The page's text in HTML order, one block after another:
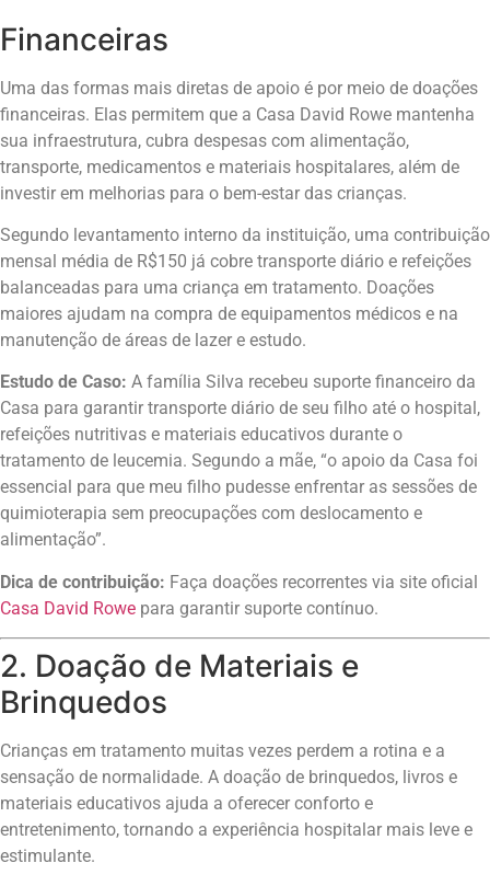
Financeiras
Uma das formas mais diretas de apoio é por meio de doações
financeiras. Elas permitem que a Casa David Rowe mantenha
sua infraestrutura, cubra despesas com alimentação,
transporte, medicamentos e materiais hospitalares, além de
investir em melhorias para o bem-estar das crianças.
Segundo levantamento interno da instituição, uma contribuição
mensal média de R$150 já cobre transporte diário e refeições
balanceadas para uma criança em tratamento. Doações
maiores ajudam na compra de equipamentos médicos e na
manutenção de áreas de lazer e estudo.
Estudo de Caso: A família Silva recebeu suporte financeiro da
Casa para garantir transporte diário de seu filho até o hospital,
refeições nutritivas e materiais educativos durante o
tratamento de leucemia. Segundo a mãe, “o apoio da Casa foi
essencial para que meu filho pudesse enfrentar as sessões de
quimioterapia sem preocupações com deslocamento e
alimentação”.
Dica de contribuição: Faça doações recorrentes via site oficial
Casa David Rowe para garantir suporte contínuo.
2. Doação de Materiais e
Brinquedos
Crianças em tratamento muitas vezes perdem a rotina e a
sensação de normalidade. A doação de brinquedos, livros e
materiais educativos ajuda a oferecer conforto e
entretenimento, tornando a experiência hospitalar mais leve e
estimulante.